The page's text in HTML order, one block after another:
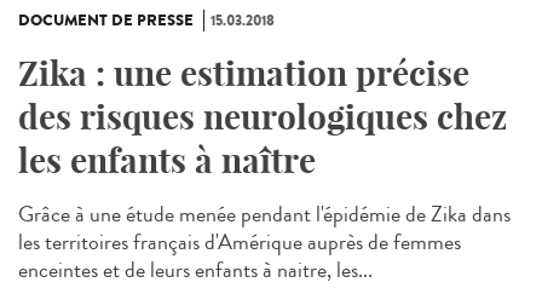
DOCUMENT DE PRESSE 15.03.2018
Zika : une estimation précise
des risques neurologiques chez
les enfants à naître
Grâce à une étude menée pendant l'épidémie de Zika dans
les territoires français d'Amérique auprès de femmes
enceintes et de leurs enfants à naitre, les...